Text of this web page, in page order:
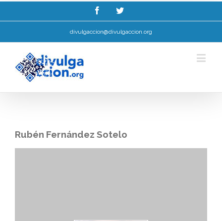
divulgaccion@divulgaccion.org
Rubén Fernández Sotelo
Esta web utiliza cookies para mellorar a súa experiencia de navegación.